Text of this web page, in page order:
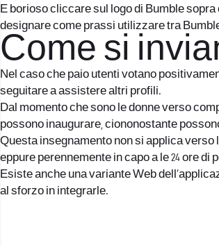
E borioso cliccare sul logo di Bumble
designare come prassi utilizzare tra
Come si
Nel caso che paio utenti votano
seguitare a assistere altri profili.
Dal momento che sono le donne verso
possono inaugurare, ciononostante
Questa insegnamento non si applica
eppure perennemente in capo a le 24 ore di
Esiste anche una variante Web
al sforzo in integrarle.